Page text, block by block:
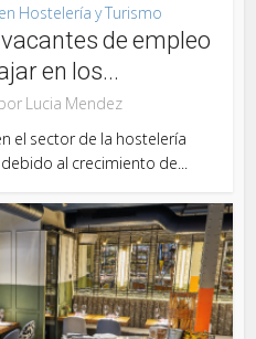
Hostelería y Turismo
de empleo
en los...
Lucia Mendez
el sector de la hostelería
al crecimiento de...